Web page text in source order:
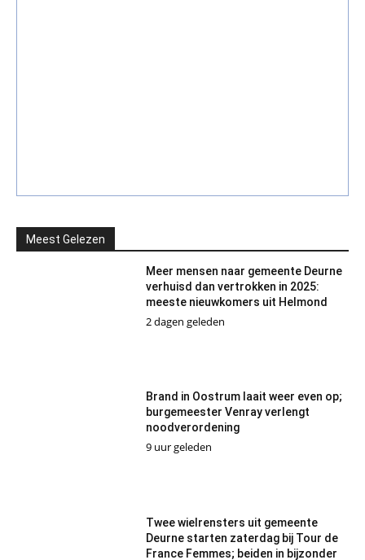
Meest Gelezen
Meer mensen naar gemeente Deurne
verhuisd dan vertrokken in 2025:
meeste nieuwkomers uit Helmond
2 dagen geleden
Brand in Oostrum laait weer even op;
burgemeester Venray verlengt
noodverordening
9 uur geleden
Twee wielrensters uit gemeente
Deurne starten zaterdag bij Tour de
France Femmes; beiden in bijzonder